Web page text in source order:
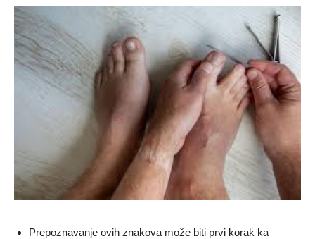
Prepoznavanje ovih znakova može biti prvi korak ka